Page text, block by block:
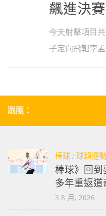
飆進決賽
今天射擊項目
子定向飛靶李
跟隨：
棒球 / 球類運動
棒球》回到
多年重返道
3 8 月, 2026